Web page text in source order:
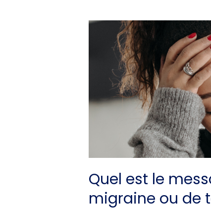
Quel est le
migraine ou de
Quel
message
émotionnel
de
de
céphalée
?